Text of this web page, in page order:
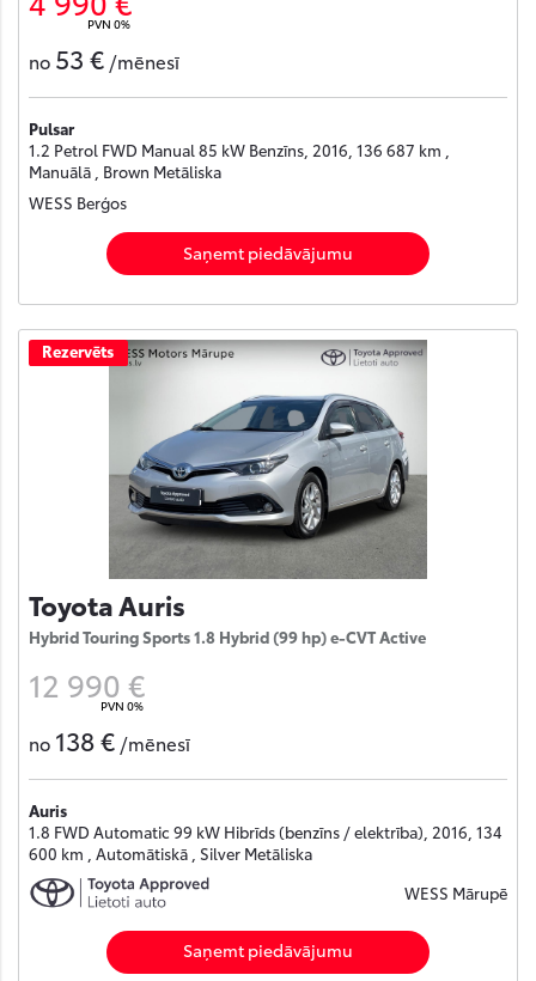
PVN 0%
no 53 € /mēnesī
Pulsar
1.2 Petrol FWD Manual 85 kW Benzīns, 2016, 136 687 km ,
Manuālā , Brown Metāliska
WESS Berģos
Saņemt piedāvājumu
Rezervēts
Toyota Auris
Hybrid Touring Sports 1.8 Hybrid (99 hp) e-CVT Active
12 990 €
PVN 0%
no 138 € /mēnesī
Auris
1.8 FWD Automatic 99 kW Hibrīds (benzīns / elektrība), 2016, 134
600 km , Automātiskā , Silver Metāliska
WESS Mārupē
Saņemt piedāvājumu